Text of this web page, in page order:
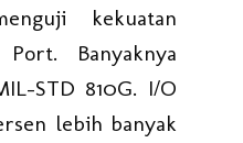
kekuatan
Banyaknya
STD 810G. I/O
lebih banyak